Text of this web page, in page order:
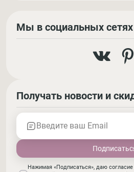
Мы в социальных сетях
Получать новости и
Введите ваш Email
Нажимая «Подписаться», даю